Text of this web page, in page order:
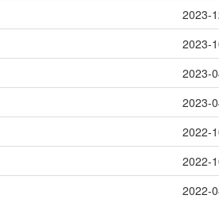
2023-
2023-
2023-
2023-
2022-
2022-
2022-